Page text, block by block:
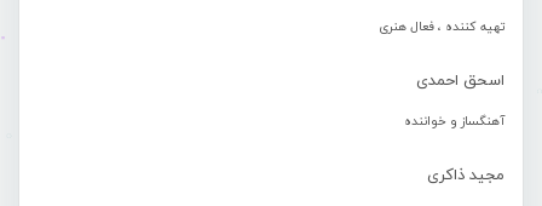
تهیه کننده ، فعال هنری
اسحق احمدی
آهنگساز و خواننده
مجید ذاکری